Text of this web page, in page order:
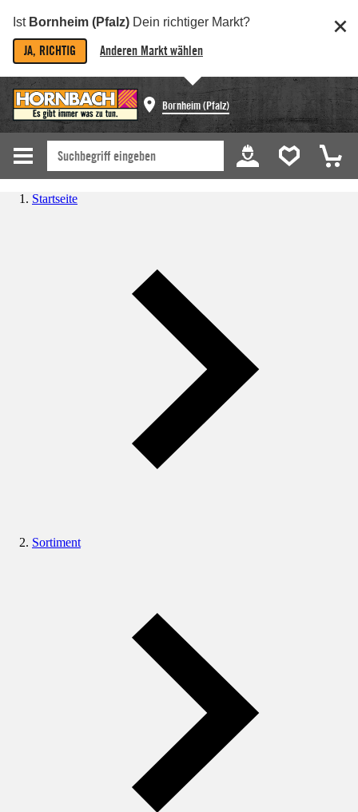
Ist Bornheim (Pfalz) Dein richtiger Markt?
JA, RICHTIG Anderen Markt wählen
Bornheim (Pfalz)
Startseite
Sortiment